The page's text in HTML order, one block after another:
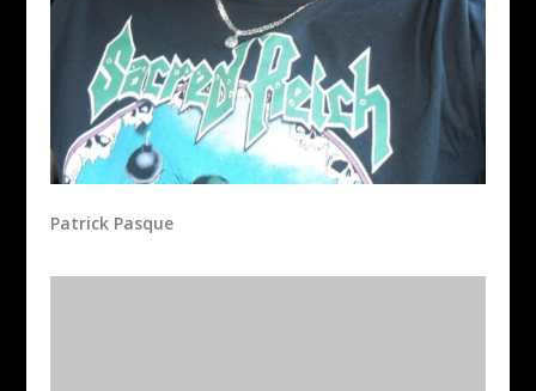
Patrick Pasque